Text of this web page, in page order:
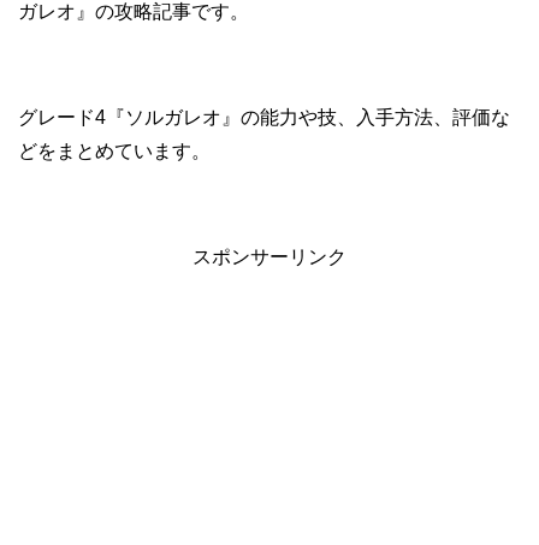
ガレオ』の攻略記事です。
グレード4『ソルガレオ』の能力や技、入手方法、評価な
どをまとめています。
スポンサーリンク